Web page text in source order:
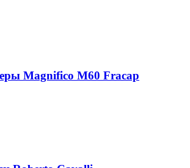
Magnifico M60 Fracap